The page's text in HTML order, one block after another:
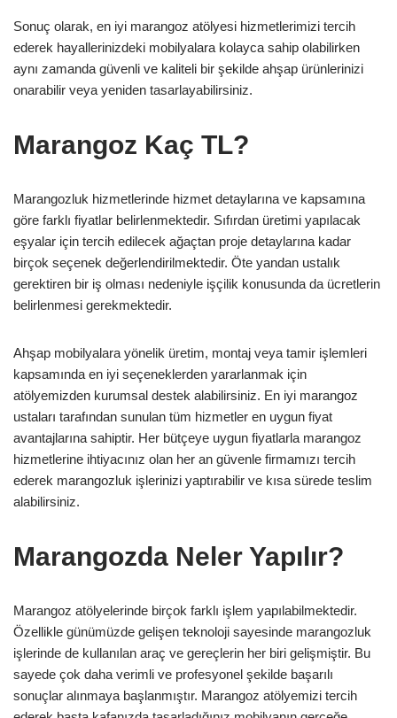
Sonuç olarak, en iyi marangoz atölyesi hizmetlerimizi tercih
ederek hayallerinizdeki mobilyalara kolayca sahip olabilirken
aynı zamanda güvenli ve kaliteli bir şekilde ahşap ürünlerinizi
onarabilir veya yeniden tasarlayabilirsiniz.
Marangoz Kaç TL?
Marangozluk hizmetlerinde hizmet detaylarına ve kapsamına
göre farklı fiyatlar belirlenmektedir. Sıfırdan üretimi yapılacak
eşyalar için tercih edilecek ağaçtan proje detaylarına kadar
birçok seçenek değerlendirilmektedir. Öte yandan ustalık
gerektiren bir iş olması nedeniyle işçilik konusunda da ücretlerin
belirlenmesi gerekmektedir.
Ahşap mobilyalara yönelik üretim, montaj veya tamir işlemleri
kapsamında en iyi seçeneklerden yararlanmak için
atölyemizden kurumsal destek alabilirsiniz. En iyi marangoz
ustaları tarafından sunulan tüm hizmetler en uygun fiyat
avantajlarına sahiptir. Her bütçeye uygun fiyatlarla marangoz
hizmetlerine ihtiyacınız olan her an güvenle firmamızı tercih
ederek marangozluk işlerinizi yaptırabilir ve kısa sürede teslim
alabilirsiniz.
Marangozda Neler Yapılır?
Marangoz atölyelerinde birçok farklı işlem yapılabilmektedir.
Özellikle günümüzde gelişen teknoloji sayesinde marangozluk
işlerinde de kullanılan araç ve gereçlerin her biri gelişmiştir. Bu
sayede çok daha verimli ve profesyonel şekilde başarılı
sonuçlar alınmaya başlanmıştır. Marangoz atölyemizi tercih